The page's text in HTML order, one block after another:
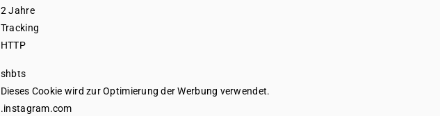
2 Jahre
Tracking
HTTP
shbts
Dieses Cookie wird zur Optimierung der Werbung verwendet.
.instagram.com